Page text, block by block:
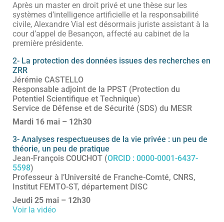
Après un master en droit privé et une thèse sur les
systèmes d’intelligence artificielle et la responsabilité
civile, Alexandre Vial est désormais juriste assistant à la
cour d’appel de Besançon, affecté au cabinet de la
première présidente.
2- La protection des données issues des recherches en
ZRR
Jérémie CASTELLO
Responsable adjoint de la PPST (Protection du
Potentiel Scientifique et Technique)
Service de Défense et de Sécurité (SDS) du MESR
Mardi 16 mai – 12h30
3- Analyses respectueuses de la vie privée : un peu de
théorie, un peu de pratique
Jean-François COUCHOT (ORCID : 0000-0001-6437-
5598)
Professeur à l’Université de Franche-Comté, CNRS,
Institut FEMTO-ST, département DISC
Jeudi 25 mai – 12h30
Voir la vidéo